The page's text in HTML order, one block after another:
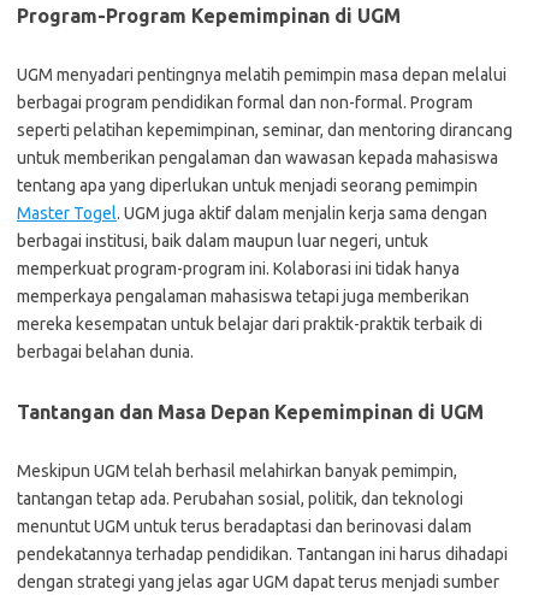
Program-Program Kepemimpinan di UGM
UGM menyadari pentingnya melatih pemimpin masa depan melalui
berbagai program pendidikan formal dan non-formal. Program
seperti pelatihan kepemimpinan, seminar, dan mentoring dirancang
untuk memberikan pengalaman dan wawasan kepada mahasiswa
tentang apa yang diperlukan untuk menjadi seorang pemimpin
Master Togel. UGM juga aktif dalam menjalin kerja sama dengan
berbagai institusi, baik dalam maupun luar negeri, untuk
memperkuat program-program ini. Kolaborasi ini tidak hanya
memperkaya pengalaman mahasiswa tetapi juga memberikan
mereka kesempatan untuk belajar dari praktik-praktik terbaik di
berbagai belahan dunia.
Tantangan dan Masa Depan Kepemimpinan di UGM
Meskipun UGM telah berhasil melahirkan banyak pemimpin,
tantangan tetap ada. Perubahan sosial, politik, dan teknologi
menuntut UGM untuk terus beradaptasi dan berinovasi dalam
pendekatannya terhadap pendidikan. Tantangan ini harus dihadapi
dengan strategi yang jelas agar UGM dapat terus menjadi sumber